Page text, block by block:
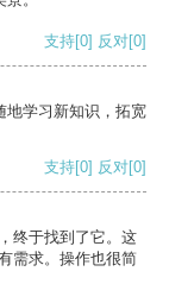
支持[0] 反对[0]
地学习新知识，拓宽
支持[0] 反对[0]
终于找到了它。这
需求。操作也很简